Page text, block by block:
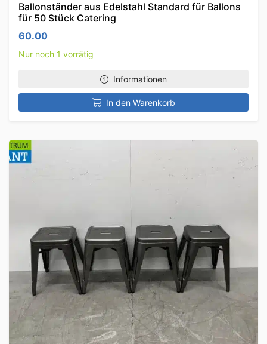
Ballonständer aus Edelstahl Standard für Ballons
für 50 Stück Catering
60.00
Nur noch 1 vorrätig
Informationen
In den Warenkorb